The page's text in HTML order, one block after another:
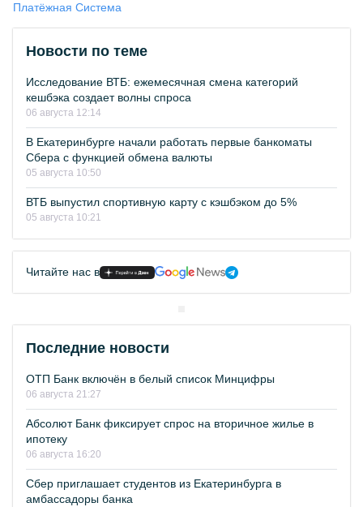
Платёжная Система
Новости по теме
Исследование ВТБ: ежемесячная смена категорий
кешбэка создает волны спроса
06 августа 12:14
В Екатеринбурге начали работать первые банкоматы
Сбера с функцией обмена валюты
05 августа 10:50
ВТБ выпустил спортивную карту с кэшбэком до 5%
05 августа 10:21
Читайте нас в
Последние новости
ОТП Банк включён в белый список Минцифры
06 августа 21:27
Абсолют Банк фиксирует спрос на вторичное жилье в
ипотеку
06 августа 16:20
Сбер приглашает студентов из Екатеринбурга в
амбассадоры банка